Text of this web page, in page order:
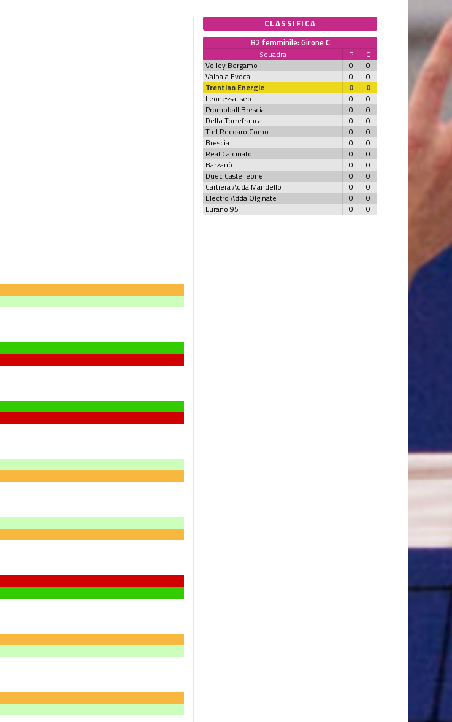
CLASSIFICA
B2 femminile: Girone C
Squadra P
G
Volley Bergamo
0
0
Valpala Evoca
0
0
Trentino Energie
0
0
Leonessa Iseo
0
0
Promoball Brescia
0
0
Delta Torrefranca
0
0
Tml Recoaro Como
0
0
Brescia
0
0
Real Calcinato
0
0
Barzanò
0
0
Duec Castelleone
0
0
Cartiera Adda Mandello
0
0
Electro Adda Olginate
0
0
Lurano 95
0 0